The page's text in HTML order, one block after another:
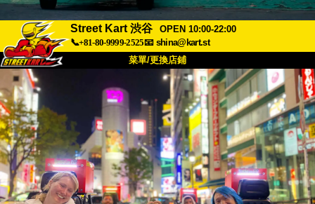
Street Kart 渋谷
OPEN 10:00-22:00
📞+81-80-9999-2525📧 shina@kart.st
菜單/更換店鋪
首頁
關於 規格 價格
交通方式 顧客聲音 常見問題
公司 預訂
更換店鋪